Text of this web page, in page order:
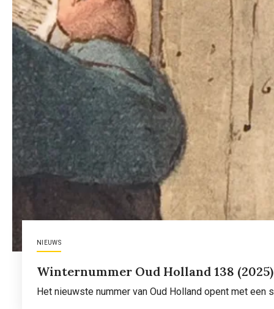
Winternummer Oud Holland 138
NIEUWS
Het nieuwste nummer van Oud Holland opent met een